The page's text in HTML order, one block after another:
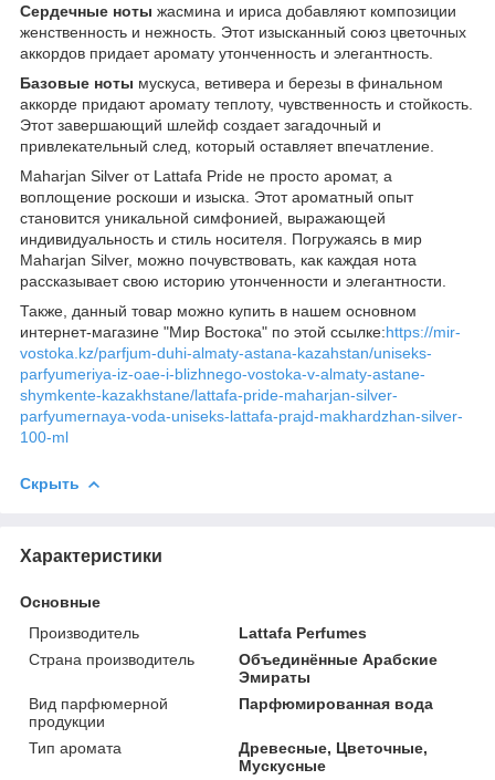
Сердечные ноты жасмина и ириса добавляют композиции
женственность и нежность. Этот изысканный союз цветочных
аккордов придает аромату утонченность и элегантность.
Базовые ноты мускуса, ветивера и березы в финальном
аккорде придают аромату теплоту, чувственность и стойкость.
Этот завершающий шлейф создает загадочный и
привлекательный след, который оставляет впечатление.
Maharjan Silver от Lattafa Pride не просто аромат, а
воплощение роскоши и изыска. Этот ароматный опыт
становится уникальной симфонией, выражающей
индивидуальность и стиль носителя. Погружаясь в мир
Maharjan Silver, можно почувствовать, как каждая нота
рассказывает свою историю утонченности и элегантности.
Также, данный товар можно купить в нашем основном
интернет-магазине "Мир Востока" по этой ссылке:https://mir-
vostoka.kz/parfjum-duhi-almaty-astana-kazahstan/uniseks-
parfyumeriya-iz-oae-i-blizhnego-vostoka-v-almaty-astane-
shymkente-kazakhstane/lattafa-pride-maharjan-silver-
parfyumernaya-voda-uniseks-lattafa-prajd-makhardzhan-silver-
100-ml
Скрыть
Характеристики
Основные
Производитель
Lattafa Perfumes
Страна производитель
Объединённые Арабские
Эмираты
Вид парфюмерной
продукции
Парфюмированная вода
Тип аромата
Древесные, Цветочные,
Мускусные